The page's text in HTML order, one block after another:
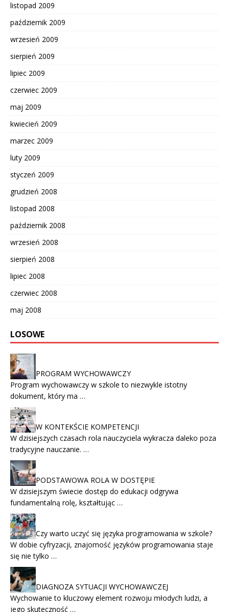
listopad 2009
październik 2009
wrzesień 2009
sierpień 2009
lipiec 2009
czerwiec 2009
maj 2009
kwiecień 2009
marzec 2009
luty 2009
styczeń 2009
grudzień 2008
listopad 2008
październik 2008
wrzesień 2008
sierpień 2008
lipiec 2008
czerwiec 2008
maj 2008
LOSOWE
PROGRAM WYCHOWAWCZY
Program wychowawczy w szkole to niezwykle istotny
dokument, który ma …
W KONTEKŚCIE KOMPETENCJI
W dzisiejszych czasach rola nauczyciela wykracza daleko poza
tradycyjne nauczanie. …
PODSTAWOWA ROLA W DOSTĘPIE
W dzisiejszym świecie dostęp do edukacji odgrywa
fundamentalną rolę, kształtując …
Czy warto uczyć się języka programowania w szkole?
W dobie cyfryzacji, znajomość języków programowania staje
się nie tylko …
DIAGNOZA SYTUACJI WYCHOWAWCZEJ
Wychowanie to kluczowy element rozwoju młodych ludzi, a
jego skuteczność …